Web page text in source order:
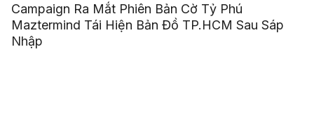
Campaign Ra Mắt Phiên Bản Cờ Tỷ Phú
Maztermind Tái Hiện Bản Đồ TP.HCM Sau Sáp
Nhập